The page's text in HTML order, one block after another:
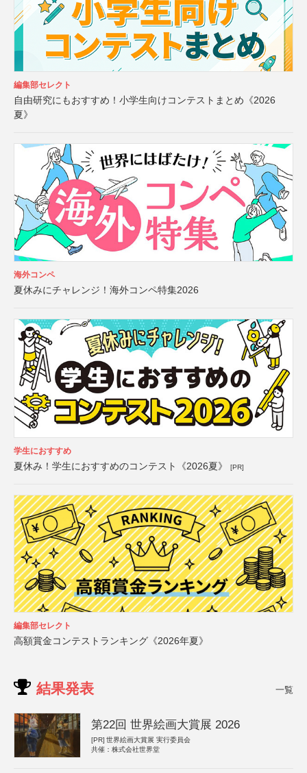
編集部セレクト
自由研究にもおすすめ！小学生向けコンテストまとめ《2026
夏》
海外コンペ
夏休みにチャレンジ！海外コンペ特集2026
学生におすすめ
夏休み！学生におすすめのコンテスト《2026夏》 [PR]
編集部セレクト
高額賞金コンテストランキング《2026年夏》
結果発表 一覧
第22回 世界絵画大賞展 2026
[PR] 世界絵画大賞展 実行委員会
共催：株式会社世界堂